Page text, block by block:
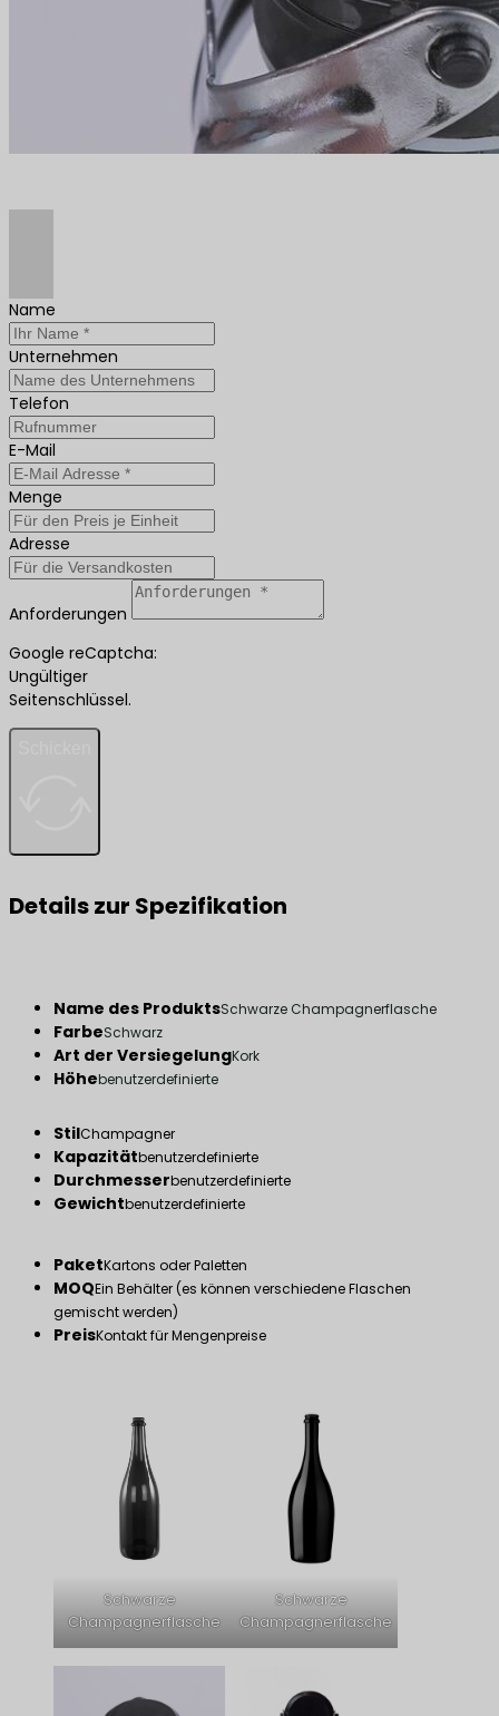
Name
Unternehmen
Telefon
E-Mail
Menge
Adresse
Anforderungen
Google reCaptcha:
Ungültiger
Seitenschlüssel.
Details zur Spezifikation
Name des ProduktsSchwarze Champagnerflasche
FarbeSchwarz
Art der VersiegelungKork
Höhebenutzerdefinierte
StilChampagner
Kapazitätbenutzerdefinierte
Durchmesserbenutzerdefinierte
Gewichtbenutzerdefinierte
PaketKartons oder Paletten
MOQEin Behälter (es können verschiedene Flaschen
gemischt werden)
PreisKontakt für Mengenpreise
Schwarze
Champagnerflasche
Schwarze
Champagnerflasche